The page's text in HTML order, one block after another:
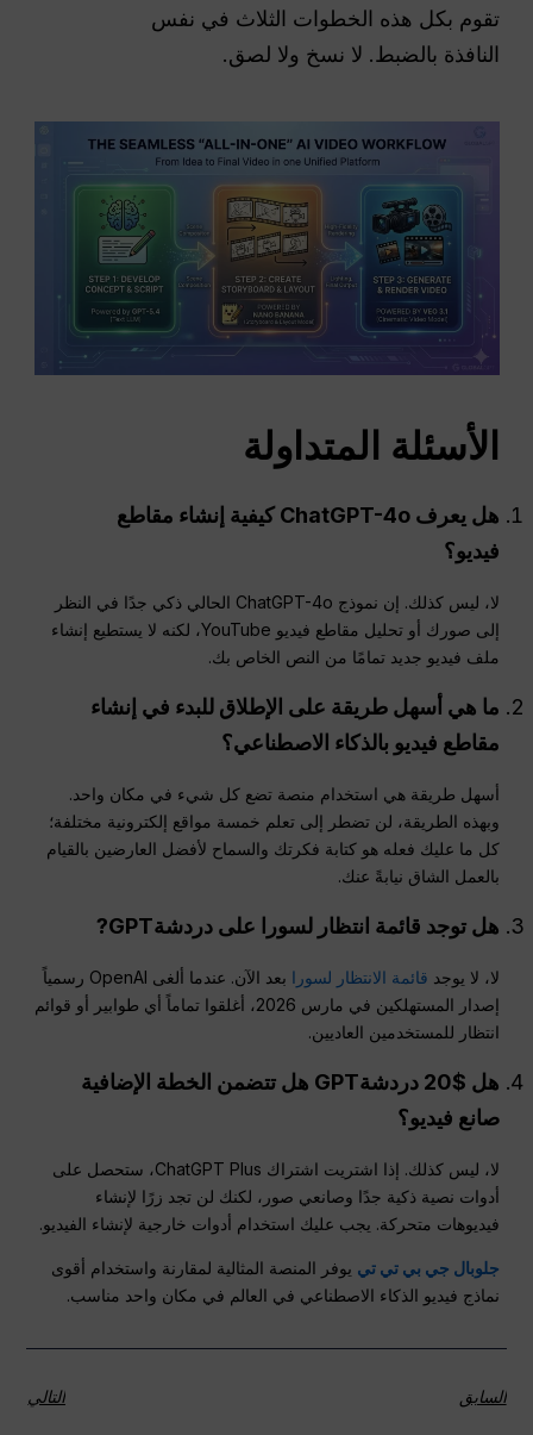
تقوم بكل هذه الخطوات الثلاث في نفس
النافذة بالضبط. لا نسخ ولا لصق.
الأسئلة المتداولة
هل يعرف ChatGPT-4o كيفية إنشاء مقاطع
فيديو؟
لا، ليس كذلك. إن نموذج ChatGPT-4o الحالي ذكي جدًا في النظر
إلى صورك أو تحليل مقاطع فيديو YouTube، لكنه لا يستطيع إنشاء
ملف فيديو جديد تمامًا من النص الخاص بك.
ما هي أسهل طريقة على الإطلاق للبدء في إنشاء
مقاطع فيديو بالذكاء الاصطناعي؟
أسهل طريقة هي استخدام منصة تضع كل شيء في مكان واحد.
وبهذه الطريقة، لن تضطر إلى تعلم خمسة مواقع إلكترونية مختلفة؛
كل ما عليك فعله هو كتابة فكرتك والسماح لأفضل العارضين بالقيام
بالعمل الشاق نيابةً عنك.
هل توجد قائمة انتظار لسورا علىدردشةGPT ?
لا، لا يوجد قائمة الانتظار لسورا
بعد الآن. عندما ألغى OpenAI رسمياً
إصدار المستهلكين في مارس 2026، أغلقوا تماماً أي طوابير أو قوائم
انتظار للمستخدمين العاديين.
هل $20 دردشةGPT
هل تتضمن الخطة الإضافية
صانع فيديو؟
لا، ليس كذلك. إذا اشتريت اشتراك ChatGPT Plus، ستحصل على
أدوات نصية ذكية جدًا وصانعي صور، لكنك لن تجد زرًا لإنشاء
فيديوهات متحركة. يجب عليك استخدام أدوات خارجية لإنشاء الفيديو.
جلوبال جي بي تي تي يوفر المنصة المثالية لمقارنة واستخدام أقوى
نماذج فيديو الذكاء الاصطناعي في العالم في مكان واحد مناسب.
السابق التالي